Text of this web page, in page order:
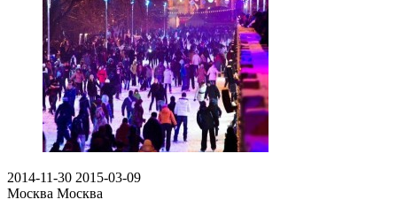
2014-11-30 2015-03-09
Москва Москва